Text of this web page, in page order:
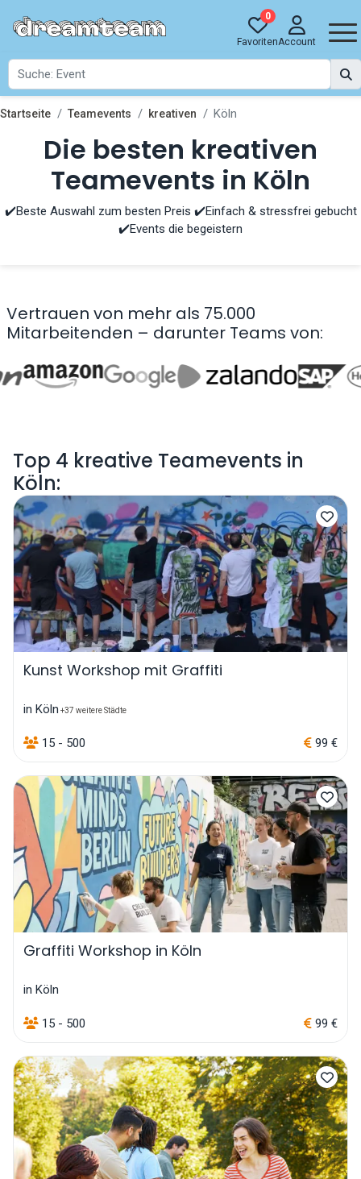
0
FavoritenAccount
Startseite Teamevents kreativen Köln
Die besten kreativen
Teamevents in Köln
✔️Beste Auswahl zum besten Preis ✔️Einfach & stressfrei gebucht
✔️Events die begeistern
Vertrauen von mehr als 75.000
Mitarbeitenden – darunter Teams von:
Top 4 kreative Teamevents in
Köln:
Kunst Workshop mit Graffiti
in Köln +37 weitere Städte
15 - 500 99 €
Graffiti Workshop in Köln
in Köln
15 - 500 99 €